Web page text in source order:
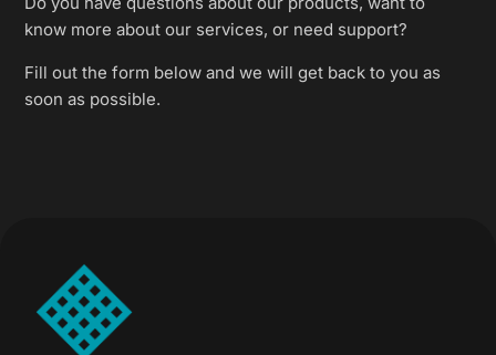
know more about our services, or need support?
Fill out the form below and we will get back to you as
soon as possible.